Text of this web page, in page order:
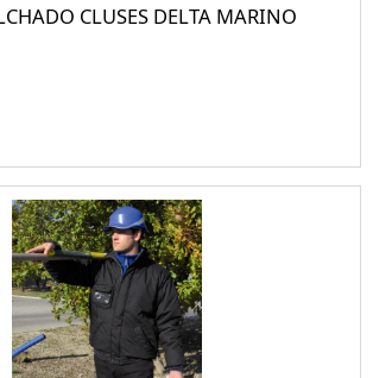
CLUSES DELTA MARINO